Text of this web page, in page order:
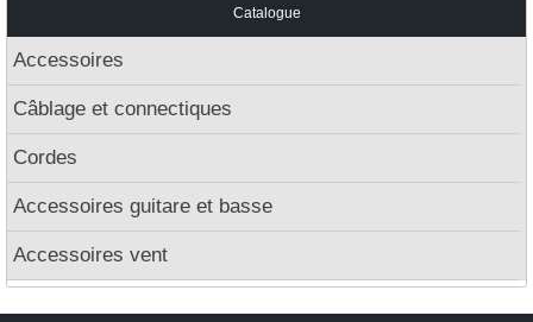
Catalogue
Accessoires
Câblage et connectiques
Cordes
Accessoires guitare et basse
Accessoires vent